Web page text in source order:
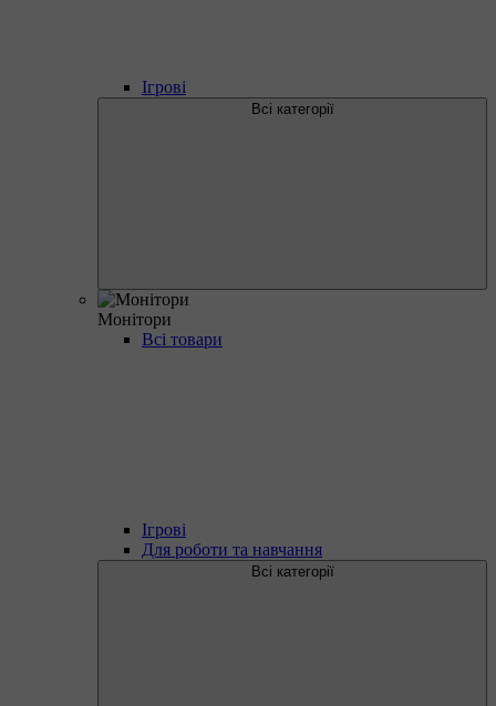
Ігрові
Всі категорії
Монітори
Всі товари
Ігрові
Для роботи та навчання
Всі категорії